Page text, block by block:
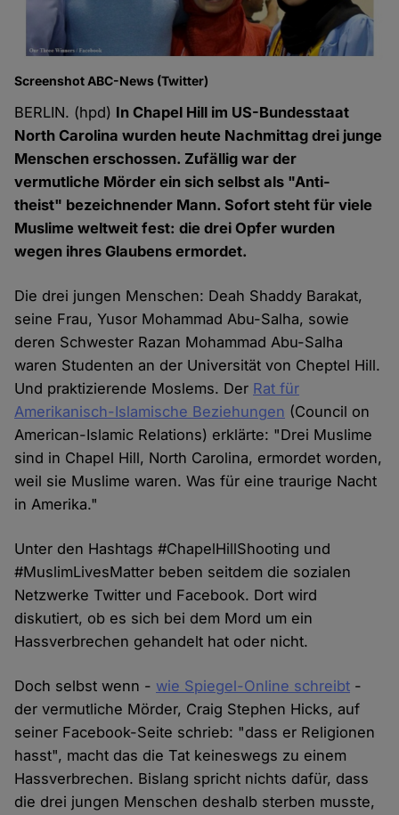
Screenshot ABC-News (Twitter)
BERLIN. (hpd) In Chapel Hill im US-Bundesstaat
North Carolina wurden heute Nachmittag drei junge
Menschen erschossen. Zufällig war der
vermutliche Mörder ein sich selbst als "Anti-
theist" bezeichnender Mann. Sofort steht für viele
Muslime weltweit fest: die drei Opfer wurden
wegen ihres Glaubens ermordet.
Die drei jungen Menschen: Deah Shaddy Barakat,
seine Frau, Yusor Mohammad Abu-Salha, sowie
deren Schwester Razan Mohammad Abu-Salha
waren Studenten an der Universität von Cheptel Hill.
Und praktizierende Moslems. Der Rat für
Amerikanisch-Islamische Beziehungen (Council on
American-Islamic Relations) erklärte: "Drei Muslime
sind in Chapel Hill, North Carolina, ermordet worden,
weil sie Muslime waren. Was für eine traurige Nacht
in Amerika."
Unter den Hashtags #ChapelHillShooting und
#MuslimLivesMatter beben seitdem die sozialen
Netzwerke Twitter und Facebook. Dort wird
diskutiert, ob es sich bei dem Mord um ein
Hassverbrechen gehandelt hat oder nicht.
Doch selbst wenn - wie Spiegel-Online schreibt -
der vermutliche Mörder, Craig Stephen Hicks, auf
seiner Facebook-Seite schrieb: "dass er Religionen
hasst", macht das die Tat keineswegs zu einem
Hassverbrechen. Bislang spricht nichts dafür, dass
die drei jungen Menschen deshalb sterben musste,